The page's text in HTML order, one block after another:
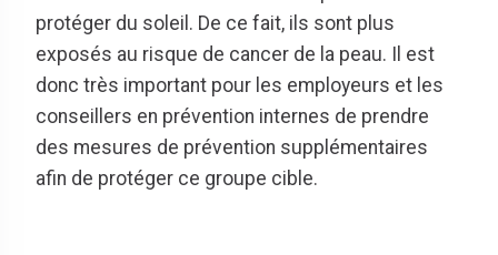
protéger du soleil. De ce fait, ils sont plus
exposés au risque de cancer de la peau. Il est
donc très important pour les employeurs et les
conseillers en prévention internes de prendre
des mesures de prévention supplémentaires
afin de protéger ce groupe cible.